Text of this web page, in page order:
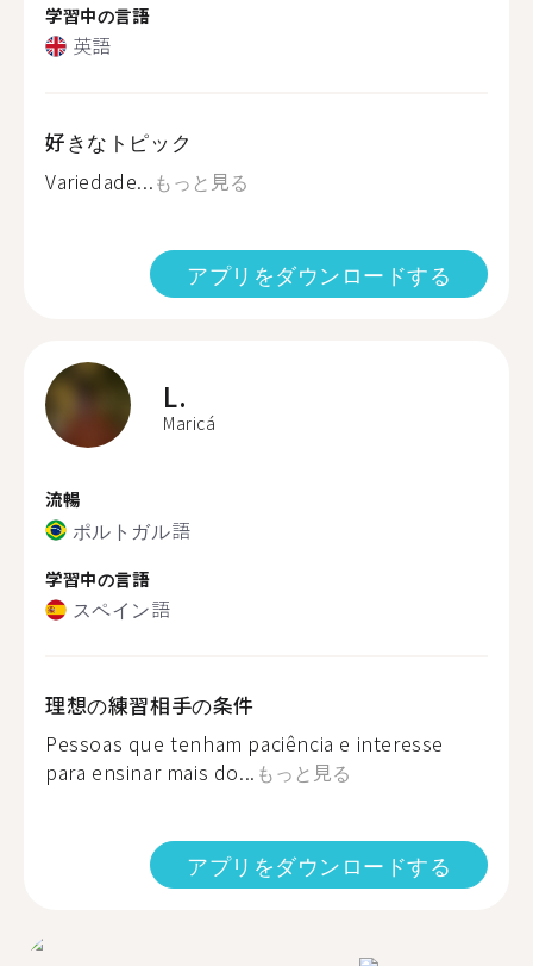
学習中の言語
英語
好きなトピック
Variedade...もっと見る
アプリをダウンロードする
L.
Maricá
流暢
ポルトガル語
学習中の言語
スペイン語
理想の練習相手の条件
Pessoas que tenham paciência e interesse
para ensinar mais do... もっと見る
アプリをダウンロードする